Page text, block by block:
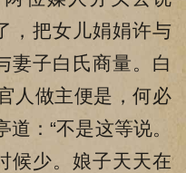
，把女儿娟娟许与
妻子白氏商量。白
人做主便是，何必
：“不是这等说。
候少。娘子天天在